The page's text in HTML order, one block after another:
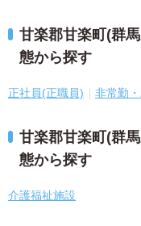
甘楽郡甘楽町(群
態から探す
正社員(正職員) 非常勤
甘楽郡甘楽町(群
態から探す
介護福祉施設